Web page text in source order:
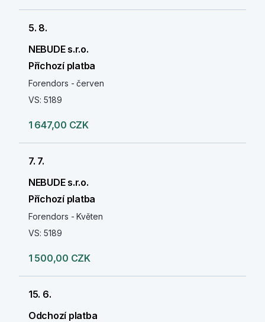
5. 8.
NEBUDE s.r.o.
Příchozí platba
Forendors - červen
VS: 5189
1 647,00 CZK
7. 7.
NEBUDE s.r.o.
Příchozí platba
Forendors - Květen
VS: 5189
1 500,00 CZK
15. 6.
Odchozí platba